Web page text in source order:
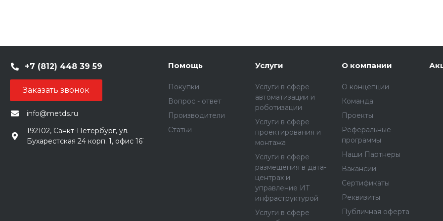
+7 (812) 448 39 59
Заказать звонок
info@metds.ru
192102, Санкт-Петербург, ул.
Бухарестская 24 корп. 1, офис 161
Помощь
Покупки
Вопрос - ответ
Производители
Статьи
Услуги
Услуги в сфере
автоматизации и
роботизации
Услуги в сфере
проектирования и
монтажа
Услуги в сфере
размещения в дата-
центрах и
управление ИТ
инфраструктурой
Услуги в сфере
О компании
О концепции
Команда
Проекты
Реферальные
программы
Наши Партнеры
Вакансии
Сертификаты
Реквизиты
Публичная оферта